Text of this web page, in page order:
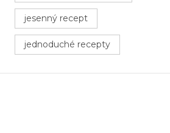
jesenný recept
jednoduché recepty